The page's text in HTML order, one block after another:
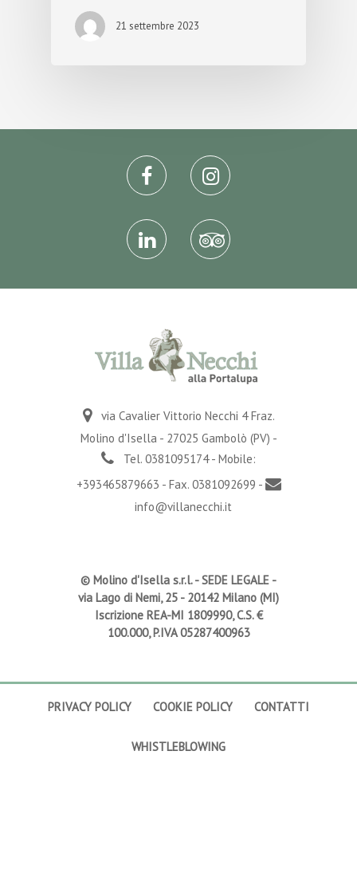
21 settembre 2023
via Cavalier Vittorio Necchi 4 Fraz.
Molino d'Isella - 27025 Gambolò (PV) -
Tel. 0381095174 - Mobile:
+393465879663 - Fax. 0381092699 -
info@villanecchi.it
© Molino d'Isella s.r.l. -SEDE LEGALE -
via Lago di Nemi, 25 - 20142 Milano (MI)
Iscrizione REA-MI 1809990, C.S. €
100.000, P.IVA 05287400963
PRIVACY POLICY COOKIE POLICY CONTATTI
WHISTLEBLOWING